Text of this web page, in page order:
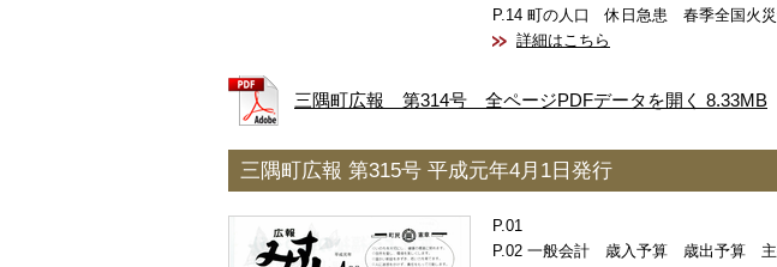
町の人口 休日急患 春季全国火
詳細はこちら
三隅町広報 第314号 全ページPDFデータを開く 8.33MB
三隅町広報 第315号 平成元年4月1日発行
一般会計 歳入予算 歳出予算 主